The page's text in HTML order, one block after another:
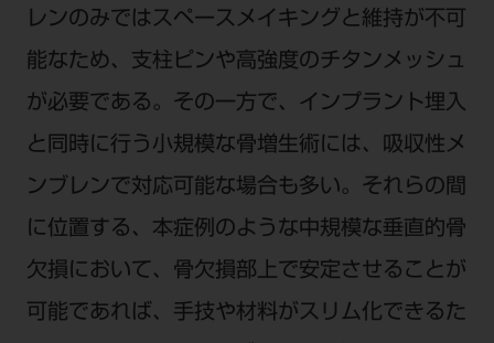
レンのみではスペースメイキングと維持が不可
能なため、支柱ピンや高強度のチタンメッシュ
が必要である。その一方で、インプラント埋入
と同時に行う小規模な骨増生術には、吸収性メ
ンブレンで対応可能な場合も多い。それらの間
に位置する、本症例のような中規模な垂直的骨
欠損において、骨欠損部上で安定させることが
可能であれば、手技や材料がスリム化できるた